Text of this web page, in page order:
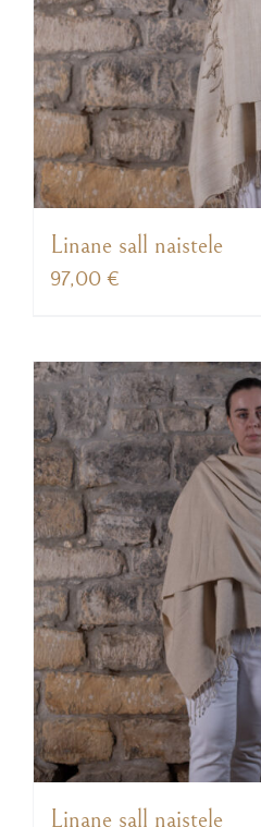
Linane sall naistele
97,00 €
Linane sall naistele